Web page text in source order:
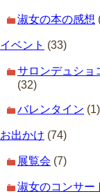
淑女の本の感想
イベント (33)
サロンデュショ
(32)
バレンタイン (1)
お出かけ (74)
展覧会 (7)
淑女のコンサー